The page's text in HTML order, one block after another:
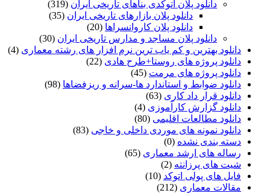
دانلود پلان اتوکدی بناهای تاریخی ایران (319)
دانلود پلان بازارهای تاریخی ایران (35)
دانلود پلان کاروانسراها (20)
دانلود پلان مساجد و مدارس تاریخی ایران (30)
دانلود بهترین و کم یاب ترین نرم افزار های رشته معماری (4)
دانلود پروژه های روستا+طرح هادی (22)
دانلود پروژه های مرمت (45)
دانلود ضوابط و استاندارد ها-سرانه و ریزفضاها (98)
دانلود قرار داد کاری (63)
دانلود گزارش کارآموزی (4)
دانلود مطالعات اقلیمی (80)
دانلود نمونه های موردی داخلی و خاجی (83)
دسته بندی نشده (0)
رساله های ارشد معماری (65)
شیت های پرزانته (2)
فایل های پولی اتوکد (10)
مقالات معماری (212)